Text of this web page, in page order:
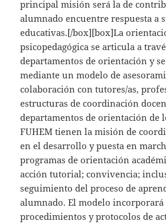
principal misión será la de
alumnado encuentre respuesta a
educativas.[/box][box]La
psicopedagógica se articula a
departamentos de orientación y
mediante un modelo de
colaboración con tutores/as,
estructuras de coordinación
departamentos de orientación de
FUHEM tienen la misión de
en el desarrollo y puesta en
programas de orientación
acción tutorial; convivencia;
seguimiento del proceso de
alumnado. El modelo
procedimientos y protocolos de